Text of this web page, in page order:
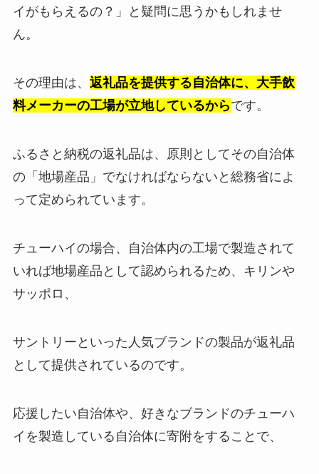
イがもらえるの？」と疑問に思うかもしれませ
ん。
その理由は、 返礼品を提供する自治体に、大手飲
料メーカーの工場が立地しているからです。
ふるさと納税の返礼品は、原則としてその自治体
の「地場産品」でなければならないと総務省によ
って定められています。
チューハイの場合、自治体内の工場で製造されて
いれば地場産品として認められるため、キリンや
サッポロ、
サントリーといった人気ブランドの製品が返礼品
として提供されているのです。
応援したい自治体や、好きなブランドのチューハ
イを製造している自治体に寄附をすることで、